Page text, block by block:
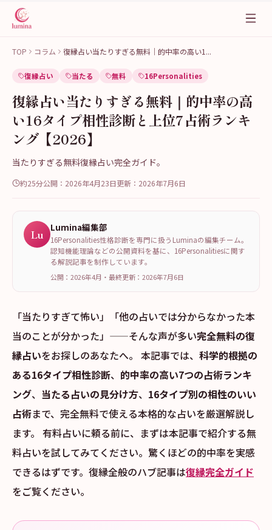
TOP コラム 復縁占い当たりすぎる無料｜的中率の高い1 ...
復縁占い 当たる 無料 16Personalities
復縁占い当たりすぎる無料｜的中率の高
い16タイプ相性診断と上位7占術ランキ
ング【2026】
当たりすぎる無料復縁占い完全ガイド。
約25分公開： 2026年4月23日更新： 2026年7月6日
Lu Lumina編集部
16Personalities性格診断を専門に扱うLuminaの編集チーム。
認知機能理論などの公開資料を基に、16Personalitiesに関す
る解説記事を制作しています。
公開：2026年4月 ・ 最終更新： 2026年7月6日
「当たりすぎて怖い」「他の占いでは分からなかった本
当のことが分かった」——そんな声が多い完全無料の復
縁占いをお探しのあなたへ。 本記事では、 科学的根拠の
ある16タイプ相性診断、 的中率の高い7つの占術ランキ
ング、 当たる占いの見分け方、 16タイプ別の相性のいい
占術まで、完全無料で使える本格的な占いを厳選解説し
ます。 有料占いに頼る前に、まずは本記事で紹介する無
料占いを試してみてください。驚くほどの的中率を実感
できるはずです。復縁全般のハブ記事は復縁完全ガイド
をご覧ください。